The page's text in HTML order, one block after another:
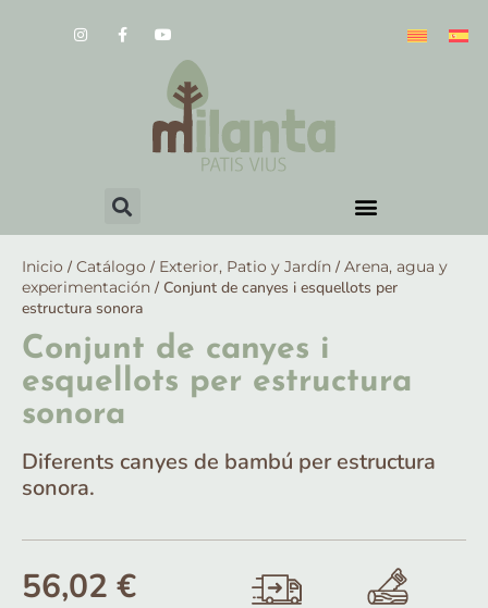
Inicio / Catálogo / Exterior, Patio y Jardín / Arena, agua y
experimentación / Conjunt de canyes i esquellots per
estructura sonora
Conjunt de canyes i
esquellots per estructura
sonora
Diferents canyes de bambú per estructura
sonora.
56,02 €